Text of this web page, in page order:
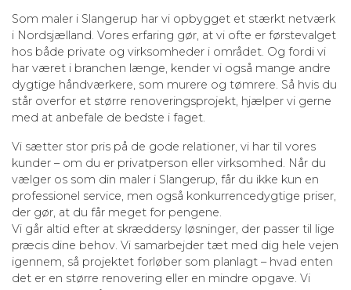
Som maler i Slangerup har vi opbygget et stærkt netværk
i Nordsjælland. Vores erfaring gør, at vi ofte er førstevalget
hos både private og virksomheder i området. Og fordi vi
har været i branchen længe, kender vi også mange andre
dygtige håndværkere, som murere og tømrere. Så hvis du
står overfor et større renoveringsprojekt, hjælper vi gerne
med at anbefale de bedste i faget.
Vi sætter stor pris på de gode relationer, vi har til vores
kunder – om du er privatperson eller virksomhed. Når du
vælger os som din maler i Slangerup, får du ikke kun en
professionel service, men også konkurrencedygtige priser,
der gør, at du får meget for pengene.
Vi går altid efter at skræddersy løsninger, der passer til lige
præcis dine behov. Vi samarbejder tæt med dig hele vejen
igennem, så projektet forløber som planlagt – hvad enten
det er en større renovering eller en mindre opgave. Vi